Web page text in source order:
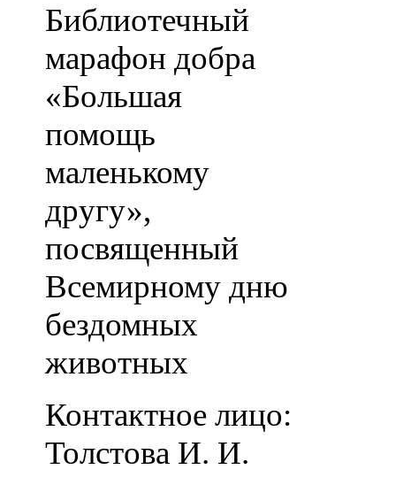
Библиотечный
марафон добра
«Большая
помощь
маленькому
другу»,
посвященный
Всемирному дню
бездомных
животных
Контактное лицо:
Толстова И. И.